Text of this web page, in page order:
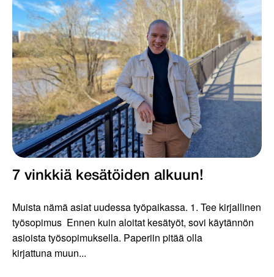
7 vinkkiä kesätöiden alkuun!
Muista nämä asiat uudessa työpaikassa. 1. Tee kirjallinen
työsopimus Ennen kuin aloitat kesätyöt, sovi käytännön
asioista työsopimuksella. Paperiin pitää olla
kirjattuna muun...